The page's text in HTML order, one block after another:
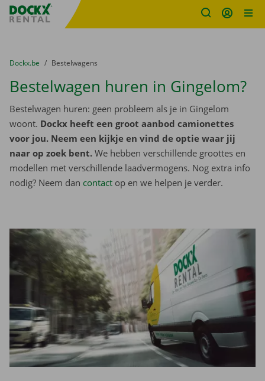
Fratello DEMO
U bevindt zich hier:
van
Dockx.be naar
Bestelwagens
Bestelwagen huren in Gingelom?
Bestelwagen huren: geen probleem als je in Gingelom
woont. Dockx heeft een groot aanbod camionettes
voor jou. Neem een kijkje en vind de optie waar jij
naar op zoek bent. We hebben verschillende groottes en
modellen met verschillende laadvermogens. Nog extra info
nodig? Neem dan contact op en we helpen je verder.